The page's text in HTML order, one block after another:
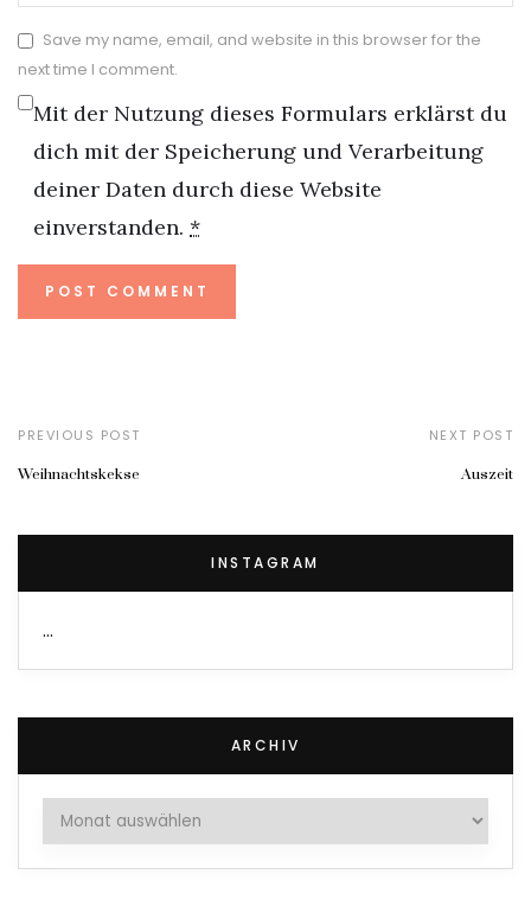
Save my name, email, and website in this browser for the
next time I comment.
Mit der Nutzung dieses Formulars erklärst du
dich mit der Speicherung und Verarbeitung
deiner Daten durch diese Website
einverstanden. *
PREVIOUS POST
Weihnachtskekse
NEXT POST
Auszeit
INSTAGRAM
…
ARCHIV
Archiv